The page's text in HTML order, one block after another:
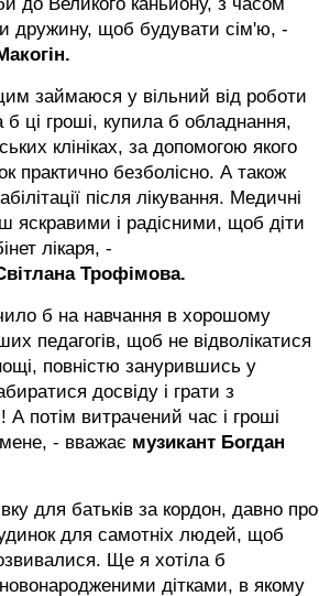
дружину, щоб будувати сім'ю, -
займаюся у вільний від роботи
б ці гроші, купила б обладнання,
клініках, за допомогою якого
практично безболісно. А також
після лікування. Медичні
яскравими і радісними, щоб діти
лікаря, -
Трофімова.
б на навчання в хорошому
педагогів, щоб не відволікатися
повністю занурившись у
досвіду і грати з
потім витрачений час і гроші
- вважає музикант Богдан
для батьків за кордон, давно про
для самотніх людей, щоб
Ще я хотіла б
дітками, в якому